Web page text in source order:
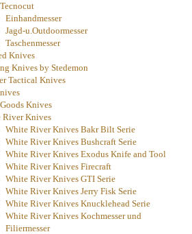
Einhandmesser
Jagd-u.Outdoormesser
Taschenmesser
Knives
Knives by Stedemon
Tactical Knives
Knives
River Knives
White River Knives Bakr Bilt Serie
White River Knives Bushcraft Serie
White River Knives Exodus Knife and Tool
White River Knives Firecraft
White River Knives GTI Serie
White River Knives Jerry Fisk Serie
White River Knives Knucklehead Serie
White River Knives Kochmesser und
Filiermesser